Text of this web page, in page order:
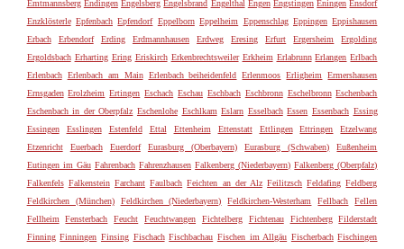
Emtmannsberg Endingen Engelsberg Engelsbrand Engelthal Engen Engstingen Eningen Ensdorf
Enzklösterle Epfenbach Epfendorf Eppelborn Eppelheim Eppenschlag Eppingen Eppishausen
Erbach
Erbendorf Erding Erdmannhausen Erdweg Eresing Erfurt Ergersheim
Ergolding
Ergoldsbach Erharting Ering Eriskirch Erkenbrechtsweiler Erkheim Erlabrunn Erlangen Erlbach
Erlenbach Erlenbach am Main Erlenbach beiheidenfeld Erlenmoos Erligheim
Ermershausen
Ernsgaden Erolzheim Ertingen Eschach Eschau Eschbach Eschbronn Eschelbronn Eschenbach
Eschenbach in der Oberpfalz Eschenlohe Eschlkam Eslarn Esselbach Essen Essenbach Essing
Essingen
Esslingen Estenfeld Ettal Ettenheim Ettenstatt Ettlingen Ettringen
Etzelwang
Etzenricht
Euerbach Euerdorf Eurasburg (Oberbayern) Eurasburg (Schwaben)
Eußenheim
Eutingen im Gäu Fahrenbach Fahrenzhausen Falkenberg (Niederbayern) Falkenberg (Oberpfalz)
Falkenfels Falkenstein Farchant Faulbach Feichten an der Alz Feilitzsch Feldafing Feldberg
Feldkirchen (München)
Feldkirchen (Niederbayern) Feldkirchen-Westerham Fellbach
Fellen
Fellheim
Fensterbach Feucht Feuchtwangen Fichtelberg Fichtenau Fichtenberg
Filderstadt
Finning Finningen Finsing Fischach Fischbachau Fischen im Allgäu Fischerbach Fischingen